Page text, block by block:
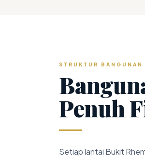
STRUKTUR BANGUNAN
Penuh
Setiap lantai Bukit